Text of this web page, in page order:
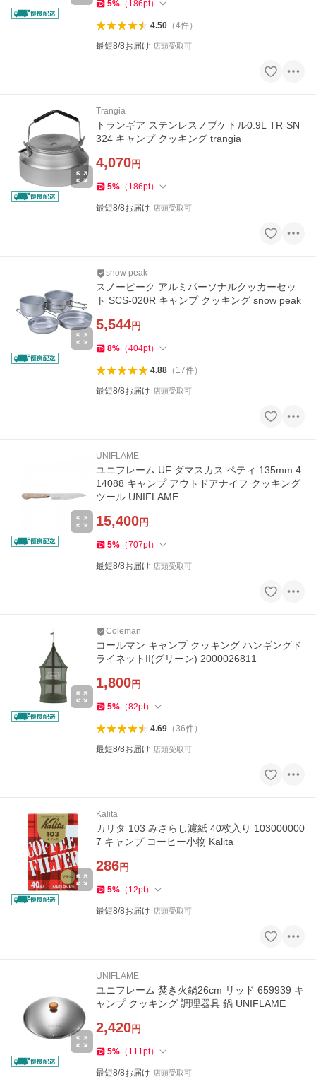
5% （ 186pt）
4.50（4件）
最短8/8お届け 店頭受取可
Trangia
トランギア ステンレスノブケトル0.9L TR-SN
324 キャンプ クッキング trangia
4,070円
5% （ 186pt）
最短8/8お届け 店頭受取可
snow peak
スノーピーク アルミパーソナルクッカーセッ
ト SCS-020R キャンプ クッキング snow peak
5,544円
8% （404pt）
4.88（ 17件）
最短8/8お届け 店頭受取可
UNIFLAME
ユニフレーム UF ダマスカス ペティ 135mm 4
14088 キャンプ アウトドアナイフ クッキング
ツール UNIFLAME
15,400円
5% （707pt）
最短8/8お届け 店頭受取可
Coleman
コールマン キャンプ クッキング ハンギングド
ライネットII(グリーン) 2000026811
1,800円
5% （82pt）
4.69（36件）
最短8/8お届け 店頭受取可
Kalita
カリタ 103 みさらし濾紙 40枚入り 103000000
7 キャンプ コーヒー小物 Kalita
286円
5% （ 12pt）
最短8/8お届け 店頭受取可
UNIFLAME
ユニフレーム 焚き火鍋26cm リッド 659939 キ
ャンプ クッキング 調理器具 鍋 UNIFLAME
2,420円
5% （ 111pt）
最短8/8お届け 店頭受取可